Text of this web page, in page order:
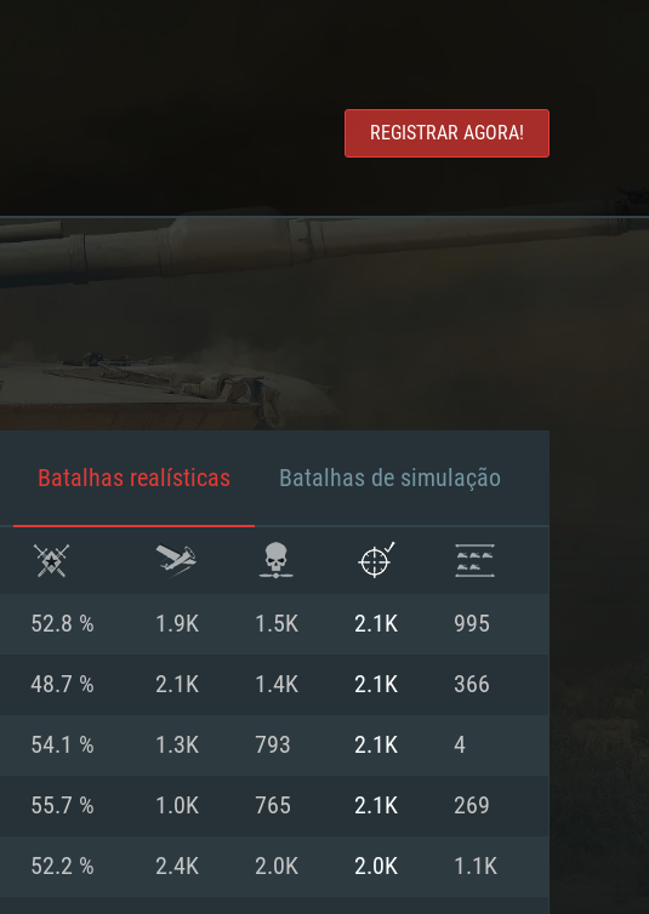
REGISTRAR AGORA!
Batalhas realísticas Batalhas de simulação
52.8 % 1.9K 1.5K 2.1K 995
48.7 % 2.1K 1.4K 2.1K 366
54.1 % 1.3K 793 2.1K 4
55.7 % 1.0K 765 2.1K 269
52.2 % 2.4K 2.0K 2.0K 1.1K